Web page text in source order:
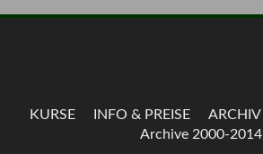
KURSE INFO & PREISE ARCHIV
Archive 2000-2014